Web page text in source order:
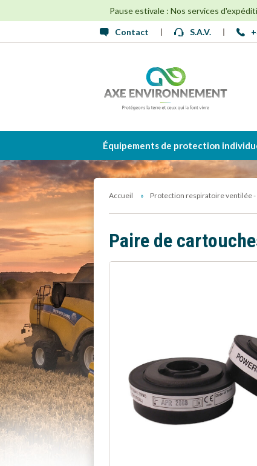
Pause estivale : Nos services
Contact S.A.V.
Équipements de protection
Accueil Protection respiratoire ventilée -
Paire de